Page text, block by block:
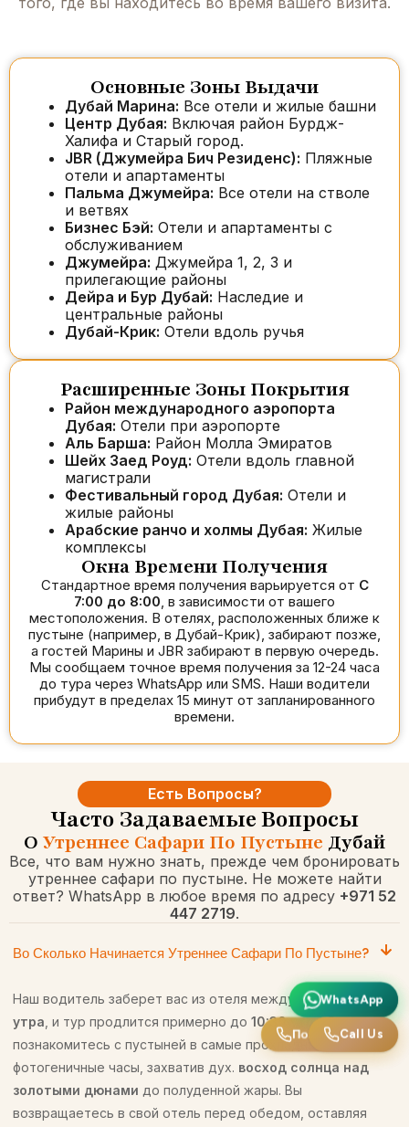
Основные Зоны Выдачи
Дубай Марина: Все отели и жилые башни
Центр Дубая: Включая район Бурдж-
Халифа и Старый город.
JBR (Джумейра Бич Резиденс): Пляжные
отели и апартаменты
Пальма Джумейра: Все отели на стволе
и ветвях
Бизнес Бэй: Отели и апартаменты с
обслуживанием
Джумейра: Джумейра 1, 2, 3 и
прилегающие районы
Дейра и Бур Дубай: Наследие и
центральные районы
Дубай-Крик: Отели вдоль ручья
Расширенные Зоны Покрытия
Район международного аэропорта
Дубая: Отели при аэропорте
Аль Барша: Район Молла Эмиратов
Шейх Заед Роуд: Отели вдоль главной
магистрали
Фестивальный город Дубая: Отели и
жилые районы
Арабские ранчо и холмы Дубая: Жилые
комплексы
Окна Времени Получения
Стандартное время получения варьируется от С
7:00 до 8:00 , в зависимости от вашего
местоположения. В отелях, расположенных ближе к
пустыне (например, в Дубай-Крик), забирают позже,
а гостей Марины и JBR забирают в первую очередь.
Мы сообщаем точное время получения за 12-24 часа
до тура через WhatsApp или SMS. Наши водители
прибудут в пределах 15 минут от запланированного
времени.
Есть Вопросы?
Часто Задаваемые Вопросы
О Утреннее Сафари По Пустыне Дубай
Все, что вам нужно знать, прежде чем бронировать
утреннее сафари по пустыне. Не можете найти
ответ? WhatsApp в любое время по адресу +971 52
447 2719.
Во Сколько Начинается Утреннее Сафари По Пустыне?
Наш водитель заберет вас из отеля между
6:00–6:30
утра , и тур продлится примерно до 10:30 утра. Вы
познакомитесь с пустыней в самые прохладные и
фотогеничные часы, захватив дух. восход солнца над
золотыми дюнами до полуденной жары. Вы
возвращаетесь в свой отель перед обедом, оставляя
WhatsApp
Позвоните нам
WhatsApp
Call Us